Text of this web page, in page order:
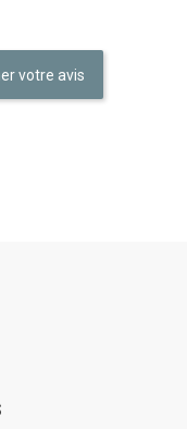
votre avis